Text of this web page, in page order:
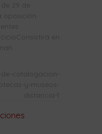
de 29 de
oposición
en
catalogacion-
y-museos-
distancia-1